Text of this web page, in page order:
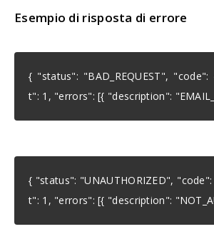
Esempio di risposta di errore
{ "status": "BAD_REQUEST",
t": 1, "errors": [{ "description":
{ "status": "UNAUTHORIZED",
t": 1, "errors": [{ "description":